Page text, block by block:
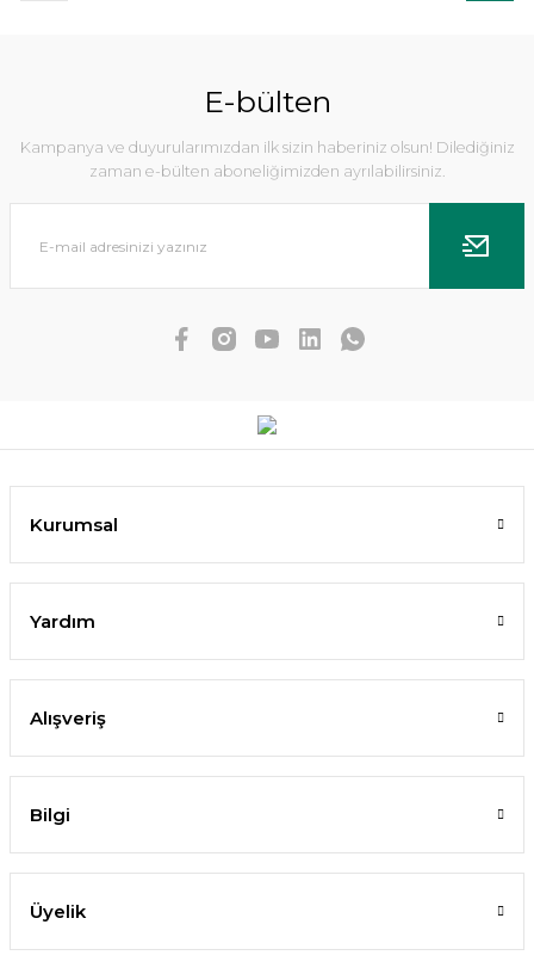
E-bülten
Kampanya ve duyurularımızdan ilk sizin haberiniz olsun! Dilediğiniz
zaman e-bülten aboneliğimizden ayrılabilirsiniz.
Kurumsal
Yardım
Alışveriş
Bilgi
Üyelik